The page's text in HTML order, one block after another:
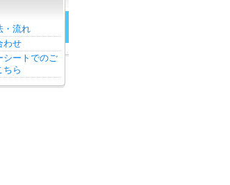
・流れ
わせ
シートでのご
ちら